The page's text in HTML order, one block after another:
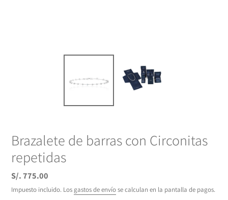
Brazalete de barras con Circonitas
repetidas
Precio
habitual
S/. 775.00
Impuesto incluido. Los gastos de envíose calculan en la pantalla de pagos.